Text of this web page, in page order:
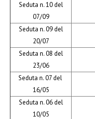
Seduta n. 10 del
07/09
Seduta n. 09 del
20/07
Seduta n. 08 del
23/06
Seduta n. 07 del
16/05
Seduta n. 06 del
10/05